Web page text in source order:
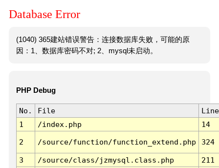
Database Error
(1040) 365建站错误警告：连接数据库失败，可能的原
因：1、数据库密码不对; 2、mysql未启动。
PHP Debug
No. File
Line
1
/index.php 14
2 /source/function/function_extend.php 324
3 /source/class/jzmysql.class.php
211